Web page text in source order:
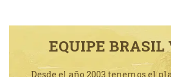
EQUIPE
Desde el año 2003 tenemos el